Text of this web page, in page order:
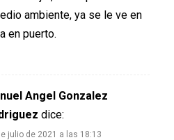
ambiente, ya se le ve en
en puerto.
Angel Gonzalez
dice:
julio de 2021 a las 18:13